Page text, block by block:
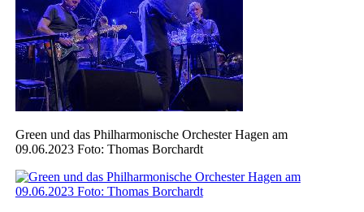
Green und das Philharmonische Orchester Hagen am
09.06.2023 Foto: Thomas Borchardt